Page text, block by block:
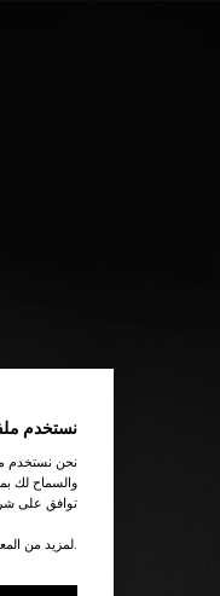
نستخدم
نحن نستخدم
والسماح لك
توافق على
.لمزيد من